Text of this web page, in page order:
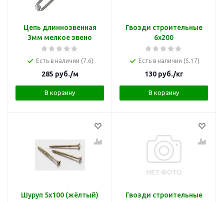
Цепь длиннозвенная
3мм мелкое звено
Есть в наличии (7.6)
285 руб./м
В корзину
Гвозди строительные
6х200
Есть в наличии (5.17)
130руб./кг
В корзину
Шуруп 5х100 (жёлтый)
Гвозди строительные